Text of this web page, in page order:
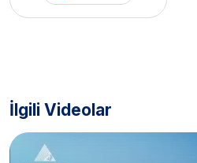
İlgili Videolar